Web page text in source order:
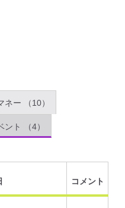
ネー （10）
ント （4）
コメント